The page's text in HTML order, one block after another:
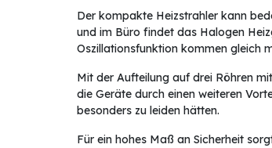
Der kompakte Heizstrahler kann
und im Büro findet das Halogen
Oszillationsfunktion kommen gleich
Mit der Aufteilung auf drei Röhren
die Geräte durch einen weiteren
besonders zu leiden hätten.
Für ein hohes Maß an Sicherheit